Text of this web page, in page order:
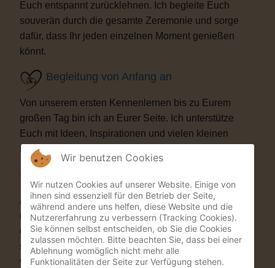
Euch entspannt zurücklehnen. Ich begleite Euch
souverän durch die gesamte Zeremonie und sorge
dafür, dass Ihr jeden einzelnen Moment genießen
könnt.
Begleitung von Anfang an
Von unserem ersten Kennenlernen bis zu Eurem
großen Tag bin ich an Eurer Seite. Ich unterstütze
Euch mit Ideen, Inspirationen und vielen kleinen
Details, die Eure Trauung besonders machen.
Auf Wunsch bereichere ich Eure Zeremonie mit
musikalischen oder künstlerischen Elementen. Als
ehemaliger Musicaldarsteller und Sänger entstehen
so Momente, die Eure Gäste garantiert nicht
vergessen werden.
Wir benutzen Cookies
Wir nutzen Cookies auf unserer Website. Einige von
ihnen sind essenziell für den Betrieb der Seite,
während andere uns helfen, diese Website und die
Nutzererfahrung zu verbessern (Tracking Cookies).
Sie können selbst entscheiden, ob Sie die Cookies
zulassen möchten. Bitte beachten Sie, dass bei einer
Ablehnung womöglich nicht mehr alle
Funktionalitäten der Seite zur Verfügung stehen.